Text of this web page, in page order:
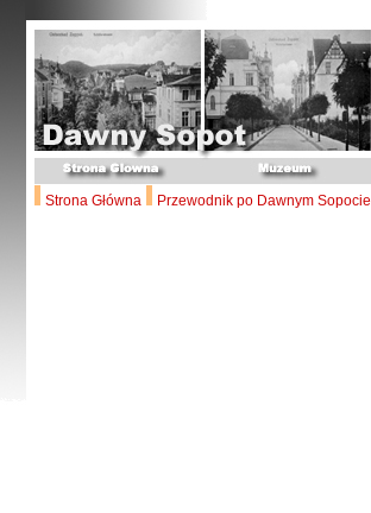
Strona Główna Przewodnik po Dawnym Sopocie